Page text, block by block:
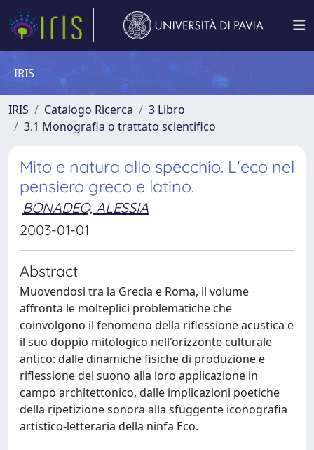
IRIS
IRIS Catalogo Ricerca
3 Libro
3.1 Monografia o trattato scientifico
Mito e natura allo specchio. L'eco nel
pensiero greco e latino.
BONADEO, ALESSIA
2003-01-01
Abstract
Muovendosi tra la Grecia e Roma, il volume
affronta le molteplici problematiche che
coinvolgono il fenomeno della riflessione acustica e
il suo doppio mitologico nell'orizzonte culturale
antico: dalle dinamiche fisiche di produzione e
riflessione del suono alla loro applicazione in
campo architettonico, dalle implicazioni poetiche
della ripetizione sonora alla sfuggente iconografia
artistico-letteraria della ninfa Eco.